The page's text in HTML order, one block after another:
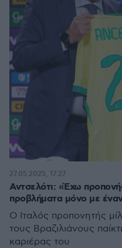
Αντσελότι: «Έχω
προβλήματα μόνο με
Ο Ιταλός προπονητής
τους Βραζιλιάνους
καριέρας του
27.05.2025, 17:27